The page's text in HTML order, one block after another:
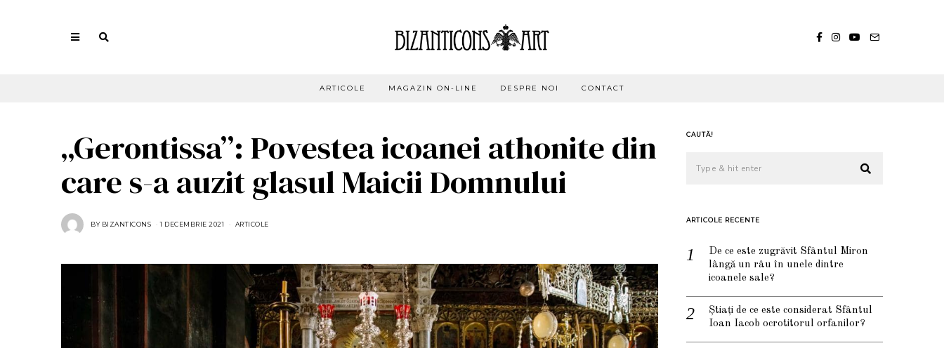
ARTICOLE MAGAZIN ON-LINE DESPRE NOI CONTACT
„Gerontissa”: Povestea icoanei athonite din
care s-a auzit glasul Maicii Domnului
BY BIZANTICONS 1 DECEMBRIE 2021
M
ARTICOLE
CAUTĂ!
ARTICOLE RECENTE
De ce este zugrăvit Sfântul Miron
lângă un râu în unele dintre
icoanele sale?
Știați de ce este considerat Sfântul
Ioan Iacob ocrotitorul orfanilor?